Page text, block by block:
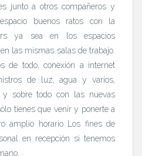
junto a otros compañeros y
buenos ratos con la
ya sea en los espacios
las mismas salas de trabajo.
de todo, conexión a internet
de luz, agua y varios,
y sobre todo con las nuevas
tienes que venir y ponerte a
amplio horario Los fines de
en recepción si tenemos